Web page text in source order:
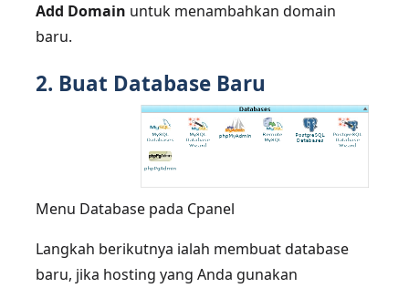
Add Domain untuk menambahkan domain
baru.
2. Buat Database Baru
Menu Database pada Cpanel
Langkah berikutnya ialah membuat database
baru, jika hosting yang Anda gunakan